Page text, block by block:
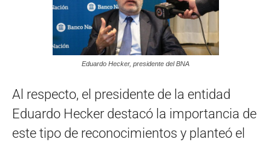
Eduardo Hecker, presidente del BNA
Al respecto, el presidente de la entidad
Eduardo Hecker destacó la importancia de
este tipo de reconocimientos y planteó el